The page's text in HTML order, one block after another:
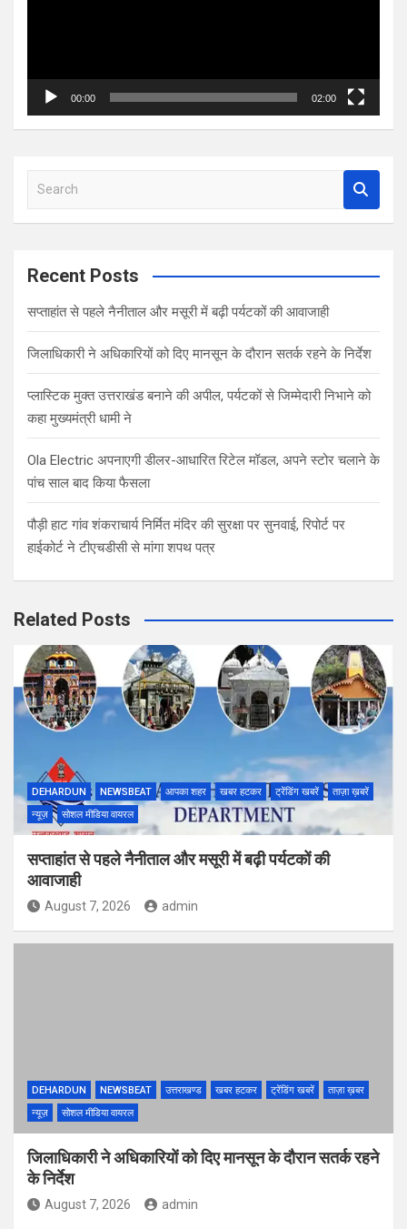
00:00 02:00
a
c
Recent Posts
सप्ताहांत से पहले नैनीताल और मसूरी में बढ़ी पर्यटकों की आवाजाही
जिलाधिकारी ने अधिकारियों को दिए मानसून के दौरान सतर्क रहने के निर्देश
प्लास्टिक मुक्त उत्तराखंड बनाने की अपील, पर्यटकों से जिम्मेदारी निभाने को
कहा मुख्यमंत्री धामी ने
Ola Electric अपनाएगी डीलर-आधारित रिटेल मॉडल, अपने स्टोर चलाने के
पांच साल बाद किया फैसला
पौड़ी हाट गांव शंकराचार्य निर्मित मंदिर की सुरक्षा पर सुनवाई, रिपोर्ट पर
हाईकोर्ट ने टीएचडीसी से मांगा शपथ पत्र
Related Posts
DEHARDUN NEWSBEAT आपका शहर खबर हटकर ट्रेंडिंग खबरें
ताज़ा ख़बरें
न्यूज़
सोशल मीडिया वायरल
सप्ताहांत से पहले नैनीताल और मसूरी में बढ़ी पर्यटकों की
आवाजाही
August 7, 2026 admin
DEHARDUN NEWSBEAT उत्तराखण्ड खबर हटकर ट्रेंडिंग खबरें
ताज़ा ख़बर
न्यूज़
सोशल मीडिया वायरल
जिलाधिकारी ने अधिकारियों को दिए मानसून के दौरान सतर्क रहने
के निर्देश
August 7, 2026 admin